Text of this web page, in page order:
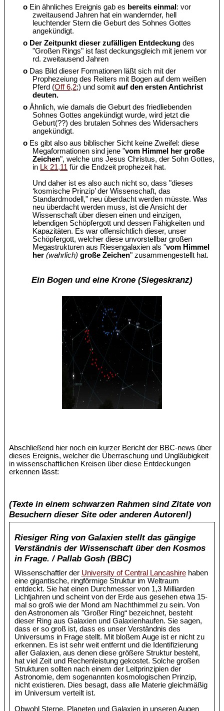
o Ein ähnliches Ereignis gab es bereits einmal : vor
zweitausend Jahren hat ein wandernder, hell
leuchtender Stern die Geburt des Sohnes Gottes
angekündigt.
o Der Zeitpunkt dieser zufälligen Entdeckung des
"Großen Rings" ist fast deckungsgleich mit jenem vor
rd. zweitausend Jahren
o Das Bild dieser Formationen läßt sich mit der
Prophezeiung des Reiters mit Bogen auf dem weißen
Pferd (Off 6,2;) und somitauf den ersten Antichrist
deuten.
o Ähnlich, wie damals die Geburt des friedliebenden
Sohnes Gottes angekündigt wurde, wird jetzt die
Geburt(??) des brutalen Sohnes des Widersachers
angekündigt.
o Es gibt also aus biblischer Sicht keine Zweifel: diese
Megaformationen sind jene "vom Himmel her große
Zeichen", welche uns Jesus Christus, der Sohn Gottes,
in Lk 21,11 für die Endzeit prophezeit hat.
Und daher ist es also auch nicht so, dass "dieses
‘kosmische Prinzip’ der Wissenschaft, das
Standardmodell," neu überdacht werden müsste. Was
neu überdacht werden muss, ist die Ansicht der
Wissenschaft über diesen einen und einzigen,
lebendigen Schöpfergott und dessen Fähigkeiten und
Kapazitäten. Es war offensichtlich dieser, unser
Schöpfergott, welcher diese unvorstellbar großen
Megastrukturen aus Riesengalaxien als "vom Himmel
her(wahrlich) große Zeichen" zusammengestellt hat.
Ein Bogen und eine Krone (Siegeskranz)
Abschließend hier noch ein kurzer Bericht der BBC-news über
dieses Ereignis, welcher die Überraschung und Ungläubigkeit
in wissenschaftlichen Kreisen über diese Entdeckungen
erkennen lässt:
(Texte in einem schwarzen Rahmen sind Zitate von
Besuchern dieser Site oder anderen Autoren!)
Riesiger Ring von Galaxien stellt das gängige
Verständnis der Wissenschaft über den Kosmos
in Frage. / Pallab Gosh (BBC)
Wissenschaftler der University of Central Lancashirehaben
eine gigantische, ringförmige Struktur im Weltraum
entdeckt. Sie hat einen Durchmesser von 1,3 Milliarden
Lichtjahren und scheint von der Erde aus gesehen etwa 15-
mal so groß wie der Mond am Nachthimmel zu sein. Von
den Astronomen als "Großer Ring“ bezeichnet, besteht
dieser Ring aus Galaxien und Galaxienhaufen. Sie sagen,
dass er so groß ist, dass es unser Verständnis des
Universums in Frage stellt. Mit bloßem Auge ist er nicht zu
erkennen. Es ist sehr weit entfernt und die Identifizierung
aller Galaxien, aus denen diese größere Struktur besteht,
hat viel Zeit und Rechenleistung gekostet. Solche großen
Strukturen sollten nach einem der Leitprinzipien der
Astronomie, dem sogenannten kosmologischen Prinzip,
nicht existieren. Dies besagt, dass alle Materie gleichmäßig
im Universum verteilt ist.
Obwohl Sterne, Planeten und Galaxien in unseren Augen